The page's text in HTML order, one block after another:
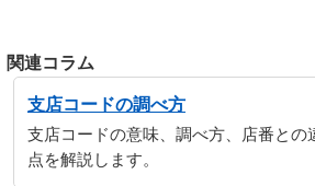
関連コラム
支店コードの調べ方
支店コードの意味、調べ方、店番との
点を解説します。